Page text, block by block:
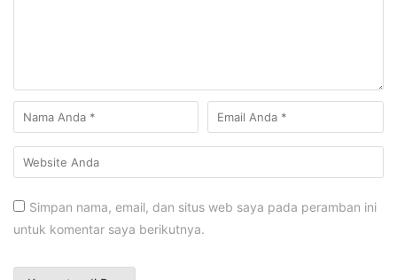
Simpan nama, email, dan situs web saya pada peramban ini
untuk komentar saya berikutnya.